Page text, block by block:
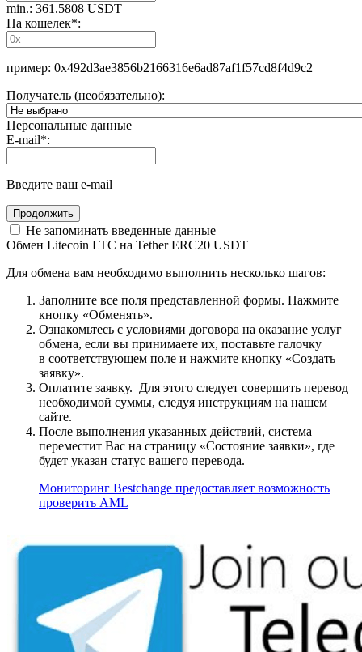
min.: 361.5808 USDT
На кошелек*:
пример: 0x492d3ae3856b2166316e6ad87af1f57cd8f4d9c2
Получатель (необязательно):
Персональные данные
E-mail*:
Введите ваш e-mail
Не запоминать введенные данные
Обмен Litecoin LTC на Tether ERC20 USDT
Для обмена вам необходимо выполнить несколько шагов:
Заполните все поля представленной формы. Нажмите
кнопку «Обменять».
Ознакомьтесь с условиями договора на оказание услуг
обмена, если вы принимаете их, поставьте галочку
в соответствующем поле и нажмите кнопку «Создать
заявку».
Оплатите заявку. Для этого следует совершить перевод
необходимой суммы, следуя инструкциям на нашем
сайте.
После выполнения указанных действий, система
переместит Вас на страницу «Состояние заявки», где
будет указан статус вашего перевода.
Мониторинг Bestchange предоставляет возможность
проверить AML